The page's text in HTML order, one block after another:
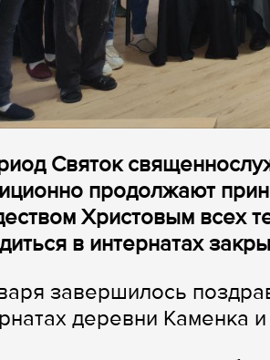
Святок
продолжают
Христовым всех
в интернатах
завершилось
деревни Каменка